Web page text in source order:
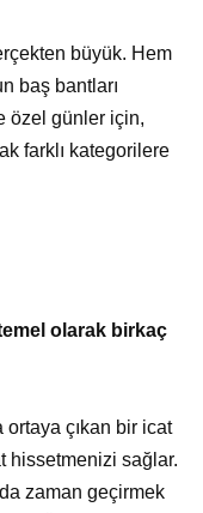
büyük. Hem
baş bantları
özel günler için,
farklı kategorilere
olarak birkaç
ortaya çıkan bir icat
hissetmenizi sağlar.
zaman geçirmek